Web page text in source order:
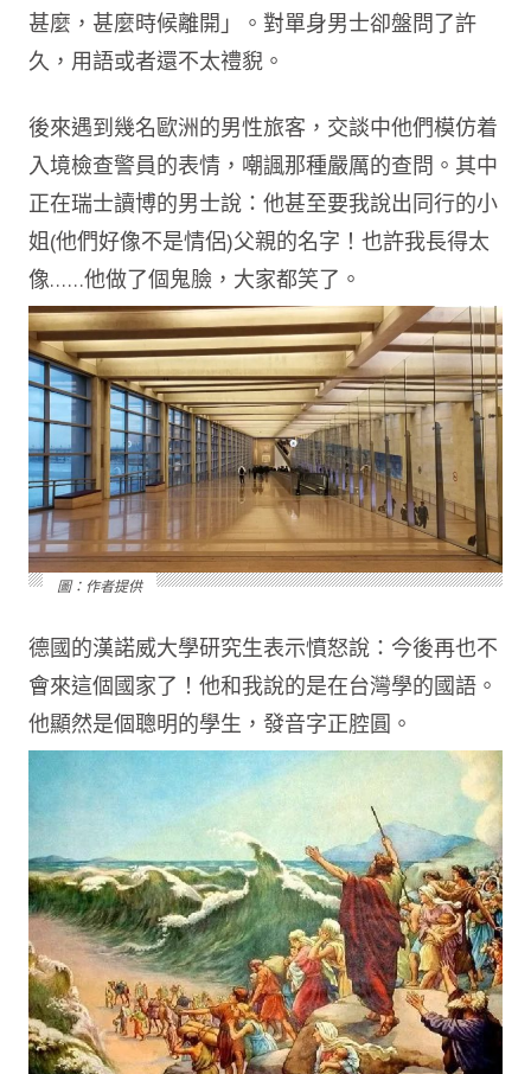
甚麼，甚麼時候離開」。對單身男士卻盤問了許
久，用語或者還不太禮貎。
後來遇到幾名歐洲的男性旅客，交談中他們模仿着
入境檢查警員的表情，嘲諷那種嚴厲的查問。其中
正在瑞士讀博的男士說：他甚至要我說出同行的小
姐(他們好像不是情侶)父親的名字！也許我長得太
像……他做了個鬼臉，大家都笑了。
圖：作者提供
德國的漢諾威大學研究生表示憤怒說：今後再也不
會來這個國家了！他和我說的是在台灣學的國語。
他顯然是個聰明的學生，發音字正腔圓。